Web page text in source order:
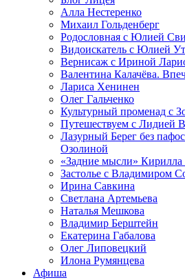
Алла Нестеренко
Михаил Гольденберг
Родословная с Юлией
Видоискатель с Юлией
Вернисаж с Ириной
Валентина Калачёва.
Лариса Хенинен
Олег Гальченко
Культурный променад с
Путешествуем с Лидией
Лазурный Берег без
Озолиной
«Задние мысли»
Застолье с Владимиром
Ирина Савкина
Светлана Артемьева
Наталья Мешкова
Владимир Берштейн
Екатерина Габалова
Олег Липовецкий
Илона Румянцева
Афиша